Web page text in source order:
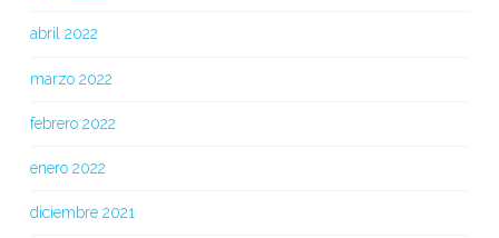
abril 2022
marzo 2022
febrero 2022
enero 2022
diciembre 2021